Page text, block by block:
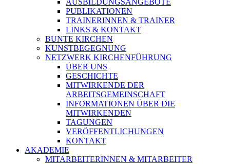
AUSBILDUNGSANGEBOTE
PUBLIKATIONEN
TRAINERINNEN & TRAINER
LINKS & KONTAKT
BUNTE KIRCHEN
KUNSTBEGEGNUNG
NETZWERK KIRCHENFÜHRUNG
ÜBER UNS
GESCHICHTE
MITWIRKENDE DER
ARBEITSGEMEINSCHAFT
INFORMATIONEN ÜBER DIE
MITWIRKENDEN
TAGUNGEN
VERÖFFENTLICHUNGEN
KONTAKT
AKADEMIE
MITARBEITERINNEN & MITARBEITER